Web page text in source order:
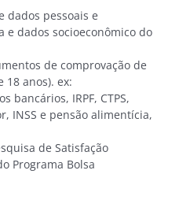
dados pessoais e
e dados socioeconômico do
de comprovação de
18 anos). ex:
bancários, IRPF, CTPS,
INSS e pensão alimentícia,
de Satisfação
Programa Bolsa